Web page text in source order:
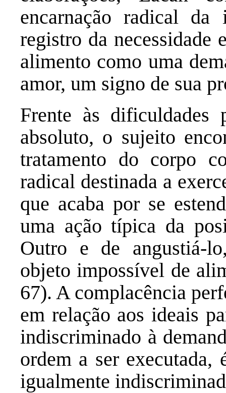
encarnação radical
registro da necessidade
alimento como uma
amor, um signo de sua
Frente às dificuldades
absoluto, o sujeito
tratamento do corpo
radical destinada a
que acaba por se
uma ação típica da
Outro e de angustiá-
objeto impossível de
67). A complacência
em relação aos ideais
indiscriminado à
ordem a ser executada,
igualmente